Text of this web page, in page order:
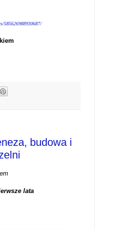
585626988930687/
budowa i
lata